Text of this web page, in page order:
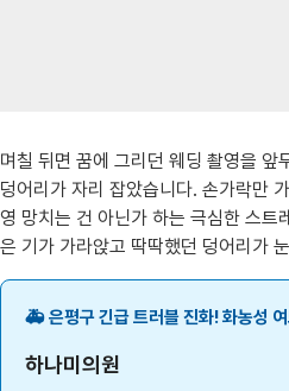
며칠 뒤면 꿈에 그리던 웨딩 촬영을
덩어리가 자리 잡았습니다. 손가락만
영 망치는 건 아닌가 하는 극심한 스트
은 기가 가라앉고 딱딱했던 덩어리가
🚑 은평구 긴급 트러블 진화! 화농성
하나미의원